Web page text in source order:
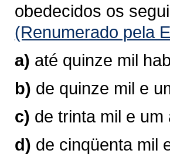
obedecidos os
(Renumerado pela
a) até quinze mil
b) de quinze mil e
c) de trinta mil e
d) de cinqüenta mil